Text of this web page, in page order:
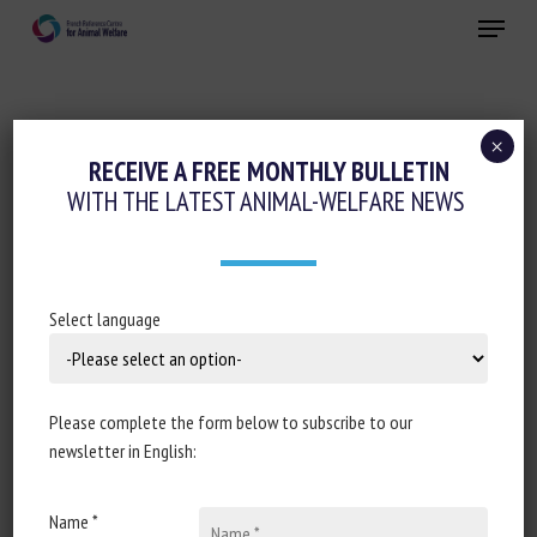
Menu
Animal husbandry and human-animal
relationships
BETWEEN FOOD REWARDS AND HUMAN
INTERACTION IN A HERD OF DOMESTIC
HORSES OF VARYING BREEDS AND
EXPERIENCES
15 July 2020
RECEIVE A FREE MONTHLY BULLETIN
WITH THE LATEST ANIMAL-WELFARE NEWS
Select language
Please complete the form below to subscribe to our
newsletter in English:
Name *
×